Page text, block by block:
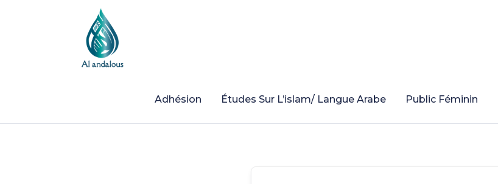
Adhésion Études Sur L’islam/ Langue Arabe Public Féminin